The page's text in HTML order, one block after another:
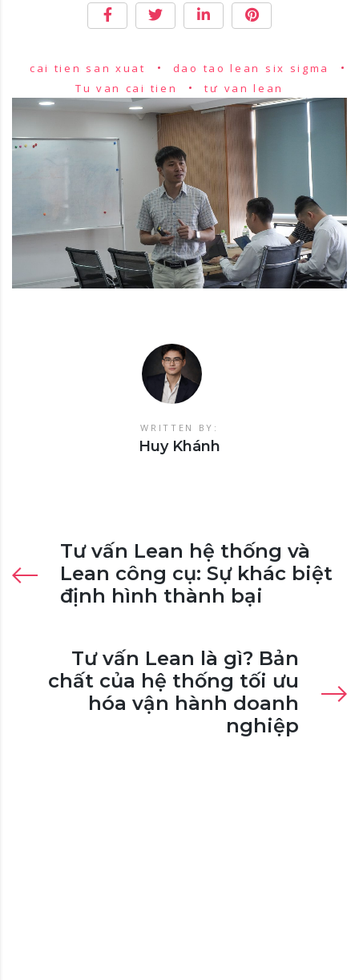
CÁ NHÂN
TRONG
DOANH
NGHIỆP
hành doanh
nghiệp
cai tien san xuat
dao tao lean six sigma
Tu van cai tien
tư van lean
WRITTEN BY:
Huy Khánh
Tư vấn Lean hệ thống và
Lean công cụ: Sự khác biệt
định hình thành bại
Tư vấn Lean là gì? Bản
chất của hệ thống tối ưu
hóa vận hành doanh
nghiệp